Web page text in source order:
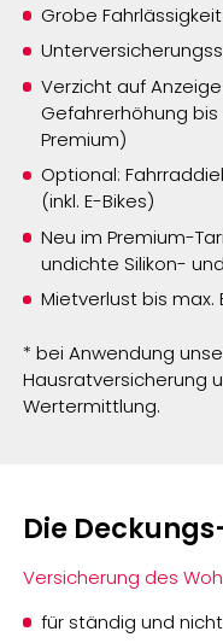
Grobe
Verzicht auf
Gefahrerhöhung bis
Premium)
Optional:
(inkl. E-Bikes)
Neu im Premium-
undichte Silikon-
Mietverlust bis max.
* bei Anwendung
Hausratversicherung
Wertermittlung.
Die
Versicherung des
für ständig und